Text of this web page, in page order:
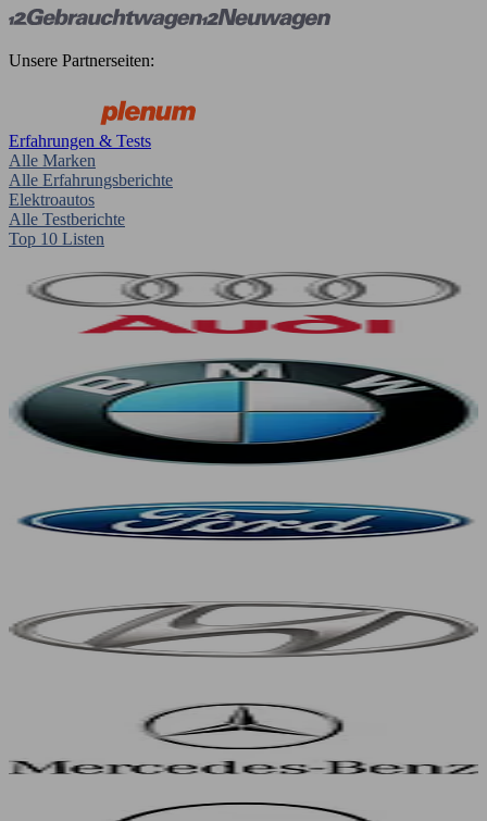
Unsere Partnerseiten:
Erfahrungen & Tests
Alle Marken
Alle Erfahrungsberichte
Elektroautos
Alle Testberichte
Top 10 Listen